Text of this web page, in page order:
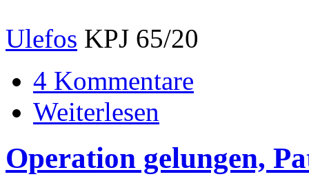
Ulefos KPJ 65/20
4 Kommentare
Weiterlesen
Operation gelungen,